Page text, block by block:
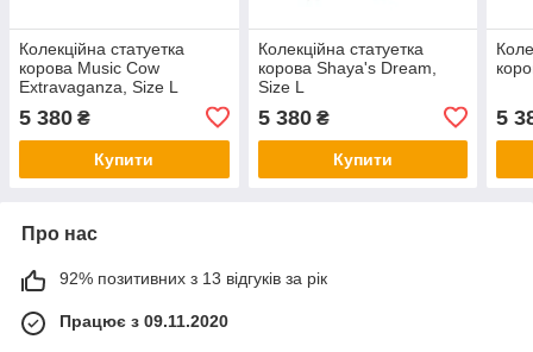
Колекційна статуетка
корова Music Cow
Extravaganza, Size L
5 380 ₴
Купити
Колекційна статуетка
корова Shaya's Dream,
Size L
5 380₴
Купити
5
Про нас
92% позитивних з 13 відгуків за рік
Працює з 09.11.2020